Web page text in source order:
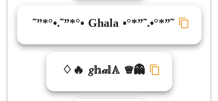
˜”*°•.˜”*°• Ghala •°*”˜.•°*”˜
♢🔥 𝑔𝕙𝒶𝕝𝔸 ♕👻